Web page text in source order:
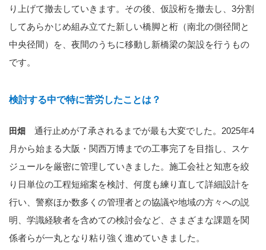
り上げて撤去していきます。その後、仮設桁を撤去し、3分割
してあらかじめ組み立てた新しい橋脚と桁（南北の側径間と
中央径間）を、夜間のうちに移動し新橋梁の架設を行うもの
です。
検討する中で特に苦労したことは？
田畑
通行止めが了承されるまでが最も大変でした。2025年4
月から始まる大阪・関西万博までの工事完了を目指し、スケ
ジュールを厳密に管理していきました。施工会社と知恵を絞
り日単位の工程短縮案を検討、何度も練り直して詳細設計を
行い、警察ほか数多くの管理者との協議や地域の方々への説
明、学識経験者を含めての検討会など、さまざまな課題を関
係者らが一丸となり粘り強く進めていきました。